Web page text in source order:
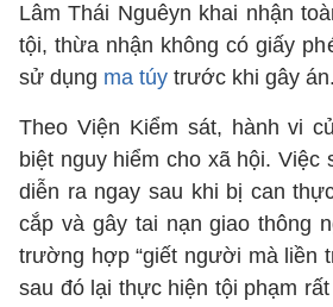
Lâm Thái Nguêyn khai nhận
tội, thừa nhận không có giấy
sử dụng ma túy trước khi gây án.
Theo Viện Kiểm sát, hành vi
biệt nguy hiểm cho xã hội. Việc
diễn ra ngay sau khi bị can
cắp và gây tai nạn giao thông
trường hợp “giết người mà liền
sau đó lại thực hiện tội phạm